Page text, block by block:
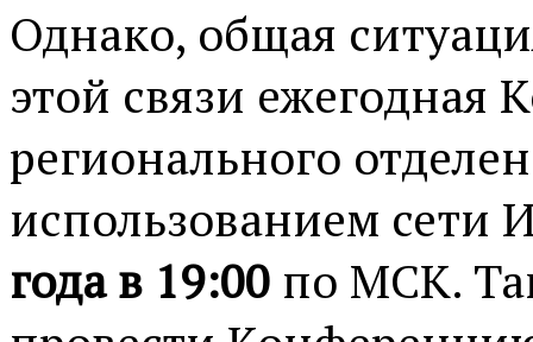
Однако, общая
этой связи ежегодная
регионального
использованием сети
года в 19:00 по МСК.